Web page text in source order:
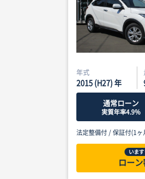
年式
2015 (H27) 年
通常ローン
実質年率4.9%
法定整備付 /保証付(1
います
ロー